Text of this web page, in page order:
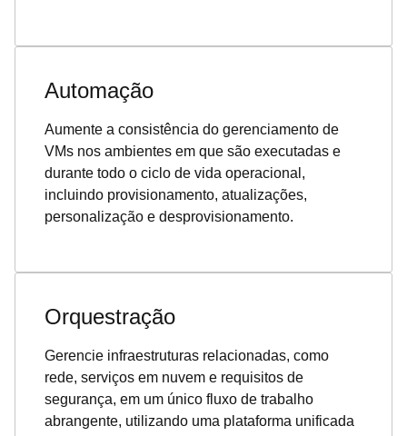
Automação
Aumente a consistência do gerenciamento de
VMs nos ambientes em que são executadas e
durante todo o ciclo de vida operacional,
incluindo provisionamento, atualizações,
personalização e desprovisionamento.
Orquestração
Gerencie infraestruturas relacionadas, como
rede, serviços em nuvem e requisitos de
segurança, em um único fluxo de trabalho
abrangente, utilizando uma plataforma unificada